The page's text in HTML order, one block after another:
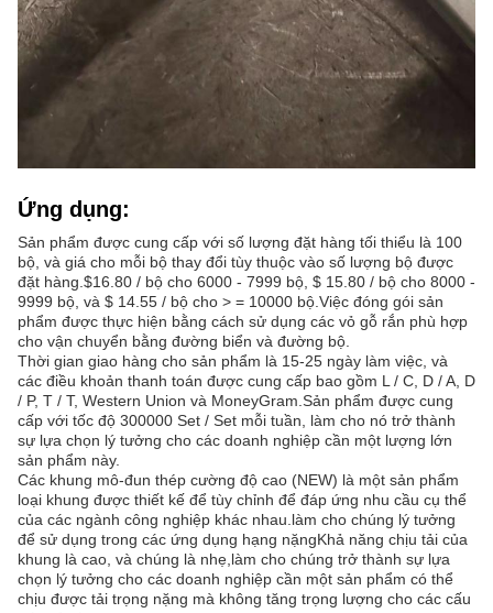
Ứng dụng:
Sản phẩm được cung cấp với số lượng đặt hàng tối thiểu là 100
bộ, và giá cho mỗi bộ thay đổi tùy thuộc vào số lượng bộ được
đặt hàng.$16.80 / bộ cho 6000 - 7999 bộ, $ 15.80 / bộ cho 8000 -
9999 bộ, và $ 14.55 / bộ cho > = 10000 bộ.Việc đóng gói sản
phẩm được thực hiện bằng cách sử dụng các vỏ gỗ rắn phù hợp
cho vận chuyển bằng đường biển và đường bộ.
Thời gian giao hàng cho sản phẩm là 15-25 ngày làm việc, và
các điều khoản thanh toán được cung cấp bao gồm L / C, D / A, D
/ P, T / T, Western Union và MoneyGram.Sản phẩm được cung
cấp với tốc độ 300000 Set / Set mỗi tuần, làm cho nó trở thành
sự lựa chọn lý tưởng cho các doanh nghiệp cần một lượng lớn
sản phẩm này.
Các khung mô-đun thép cường độ cao (NEW) là một sản phẩm
loại khung được thiết kế để tùy chỉnh để đáp ứng nhu cầu cụ thể
của các ngành công nghiệp khác nhau.làm cho chúng lý tưởng
để sử dụng trong các ứng dụng hạng nặngKhả năng chịu tải của
khung là cao, và chúng là nhẹ,làm cho chúng trở thành sự lựa
chọn lý tưởng cho các doanh nghiệp cần một sản phẩm có thể
chịu được tải trọng nặng mà không tăng trọng lượng cho các cấu